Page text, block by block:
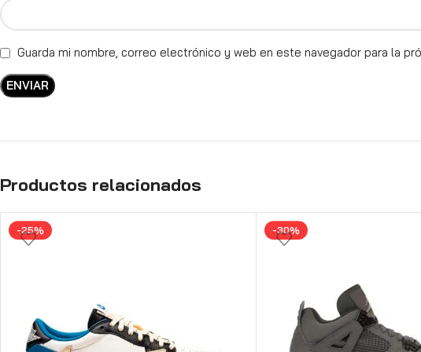
Guarda mi nombre, correo electrónico y web en este navegador para la
Productos relacionados
-25% -30%